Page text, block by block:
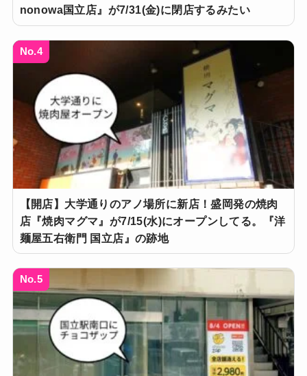
nonowa国立店』が7/31(金)に閉店するみたい
No.4
【開店】大学通りのアノ場所に新店！盛岡発の焼肉
店『焼肉マグマ』が7/15(水)にオープンしてる。『洋
麺屋五右衛門 国立店』の跡地
No.5